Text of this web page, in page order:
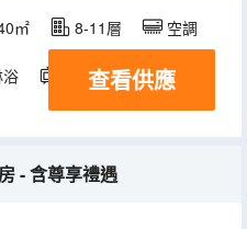
㎡ 8-11層 空調
電視機 冰箱
查看供應
- 含尊享禮遇